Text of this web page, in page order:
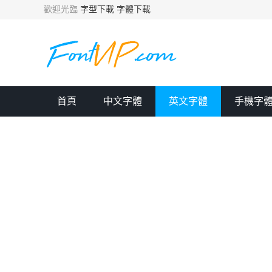
歡迎光臨 字型下載 字體下載
首頁 中文字體 英文字體 手機字